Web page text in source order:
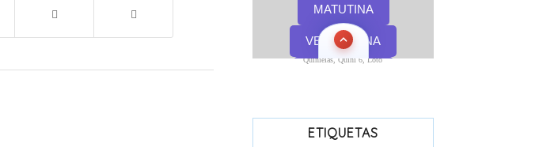
Quinielas, Quini 6, Loto
ETIQUETAS